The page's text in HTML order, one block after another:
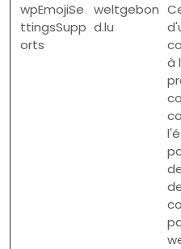
wpEmojiSe
ttingsSupp
orts
weltgebon
d.lu
à